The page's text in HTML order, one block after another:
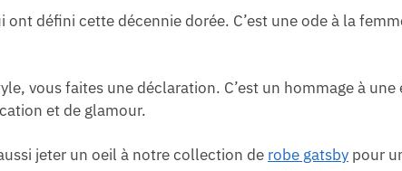
défini cette décennie dorée. C’est une ode à la
vous faites une déclaration. C’est un hommage à une
et de glamour.
jeter un oeil à notre collection de robe gatsby pour